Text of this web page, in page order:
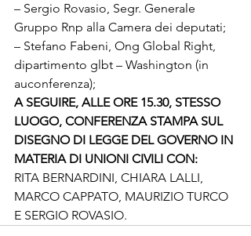
– Sergio Rovasio, Segr. Generale
Gruppo Rnp alla Camera dei deputati;
– Stefano Fabeni, Ong Global Right,
dipartimento glbt – Washington (in
auconferenza);
A SEGUIRE, ALLE ORE 15.30, STESSO
LUOGO, CONFERENZA STAMPA SUL
DISEGNO DI LEGGE DEL GOVERNO IN
MATERIA DI UNIONI CIVILI CON:
RITA BERNARDINI, CHIARA LALLI,
MARCO CAPPATO, MAURIZIO TURCO
E SERGIO ROVASIO.